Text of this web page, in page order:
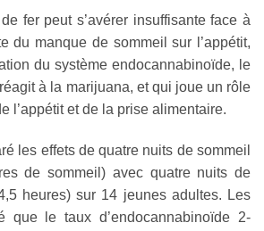
fer peut s’avérer insuffisante face à
du manque de sommeil sur l’appétit,
du système endocannabinoïde, le
à la marijuana, et qui joue un rôle
l’appétit et de la prise alimentaire.
les effets de quatre nuits de sommeil
de sommeil) avec quatre nuits de
heures) sur 14 jeunes adultes. Les
que le taux d’endocannabinoïde 2-